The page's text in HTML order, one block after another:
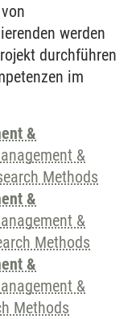
werden
durchführen
im
&
&
Methods
&
&
Methods
&
&
Methods